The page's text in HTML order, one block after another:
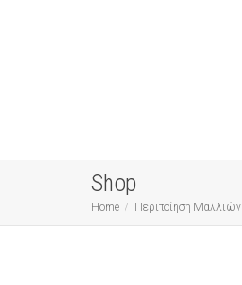
Shop
Home Περιποίηση Μαλλιών